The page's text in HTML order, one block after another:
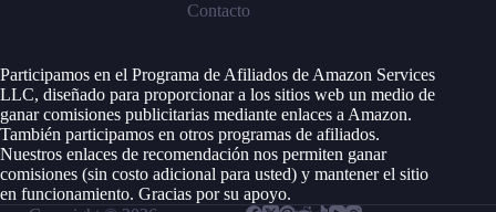
Contacto
Participamos en el Programa de Afiliados de Amazon Services
LLC, diseñado para proporcionar a los sitios web un medio de
ganar comisiones publicitarias mediante enlaces a Amazon.
También participamos en otros programas de afiliados.
Nuestros enlaces de recomendación nos permiten ganar
comisiones (sin costo adicional para usted) y mantener el sitio
en funcionamiento. Gracias por su apoyo.